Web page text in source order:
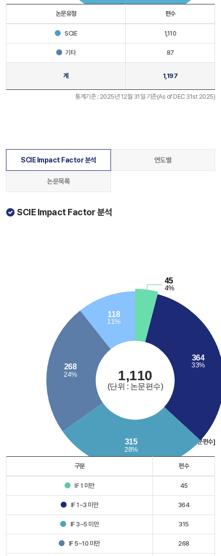
논문유형 편수
SCIE 1,110
기타 87
계 1,197
통계기준 : 2025년 12월 31일 기준(As of DEC 31st 2025)
SCIE Impact Factor 분석 연도별
논문목록
SCIE Impact Factor 분석
[단위 : 논문편수]
구분 편수
IF 1 미만 45
IF 1~3 미만 364
IF 3~5 미만 315
IF 5~10 미만 268